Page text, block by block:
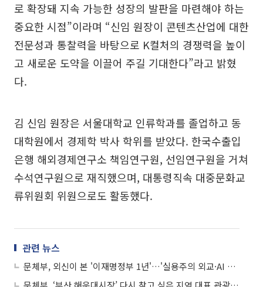
로 확장돼 지속 가능한 성장의 발판을 마련해야 하는
중요한 시점”이라며 “신임 원장이 콘텐츠산업에 대한
전문성과 통찰력을 바탕으로 K컬처의 경쟁력을 높이
고 새로운 도약을 이끌어 주길 기대한다”라고 밝혔
다.
김 신임 원장은 서울대학교 인류학과를 졸업하고 동
대학원에서 경제학 박사 학위를 받았다. 한국수출입
은행 해외경제연구소 책임연구원, 선임연구원을 거쳐
수석연구원으로 재직했으며, 대통령직속 대중문화교
류위원회 위원으로도 활동했다.
관련 뉴스
문체부, 외신이 본 '이재명정부 1년'…'실용주의 외교·AI 공급망 핵심국’